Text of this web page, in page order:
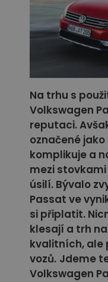
Na trhu s
Volkswagen
reputaci.
označené
komplikuje a
mezi
úsilí. Bývalo
Passat ve
si připlatit.
klesají a trh
kvalitních, ale
vozů. Jdeme
Volkswagen